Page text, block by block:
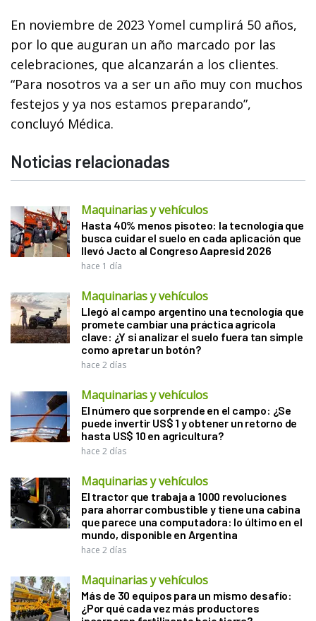
En noviembre de 2023 Yomel cumplirá 50 años,
por lo que auguran un año marcado por las
celebraciones, que alcanzarán a los clientes.
“Para nosotros va a ser un año muy con muchos
festejos y ya nos estamos preparando”,
concluyó Médica.
Noticias relacionadas
Maquinarias y vehículos
Hasta 40% menos pisoteo: la tecnología que
busca cuidar el suelo en cada aplicación que
llevó Jacto al Congreso Aapresid 2026
hace 1 día
Maquinarias y vehículos
Llegó al campo argentino una tecnología que
promete cambiar una práctica agrícola
clave: ¿Y si analizar el suelo fuera tan simple
como apretar un botón?
hace 2 días
Maquinarias y vehículos
El número que sorprende en el campo: ¿Se
puede invertir US$ 1 y obtener un retorno de
hasta US$ 10 en agricultura?
hace 2 días
Maquinarias y vehículos
El tractor que trabaja a 1000 revoluciones
para ahorrar combustible y tiene una cabina
que parece una computadora: lo último en el
mundo, disponible en Argentina
hace 2 días
Maquinarias y vehículos
Más de 30 equipos para un mismo desafío:
¿Por qué cada vez más productores